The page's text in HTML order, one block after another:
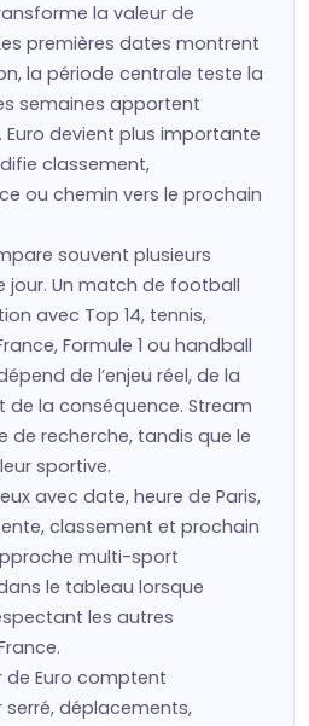
la valeur de
premières dates montrent
la période centrale teste la
semaines apportent
devient plus importante
classement,
ou chemin vers le prochain
souvent plusieurs
jour. Un match de football
avec Top 14, tennis,
Formule 1 ou handball
de l’enjeu réel, de la
de la conséquence. Stream
de recherche, tandis que le
sportive.
avec date, heure de Paris,
classement et prochain
multi-sport
le tableau lorsque
les autres
de Euro comptent
déplacements,